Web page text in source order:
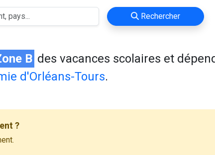
Rechercher
B des vacances scolaires et
d'Orléans-Tours.
?